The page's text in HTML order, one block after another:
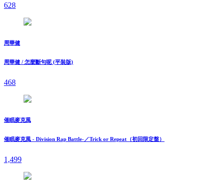
628
周華健
周華健 / 怎麼斷句呢 (平裝版)
468
催眠麥克風
催眠麥克風 - Division Rap Battle-／Trick or Repeat（初回限定盤）
1,499